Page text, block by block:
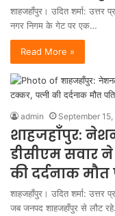
शाहजहाँपुर। उदित शर्मा:
नगर निगम के गेट पर एक…
Read More »
admin September
शाहजहाँपुर:
डीसीएम सवार
की दर्दनाक
शाहजहाँपुर। उदित शर्मा:
जब जनपद शाहजहाँपुर से लौट